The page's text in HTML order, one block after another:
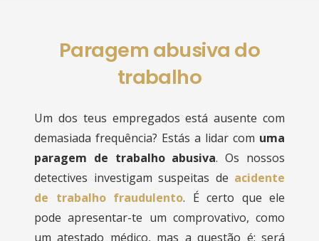
Paragem abusiva do
trabalho
Um dos teus empregados está ausente com
demasiada frequência? Estás a lidar com uma
paragem de trabalho abusiva. Os nossos
detectives investigam suspeitas de acidente
de trabalho fraudulento. É certo que ele
pode apresentar-te um comprovativo, como
um atestado médico, mas a questão é: será